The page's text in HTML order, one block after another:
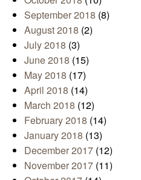
September 2018 (8)
August 2018 (2)
July 2018 (3)
June 2018 (15)
May 2018 (17)
April 2018 (14)
March 2018 (12)
February 2018 (14)
January 2018 (13)
December 2017 (12)
November 2017 (11)